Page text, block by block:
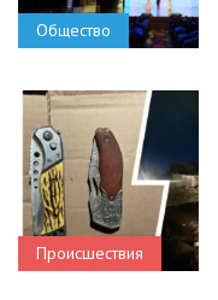
Общество
Происшествия